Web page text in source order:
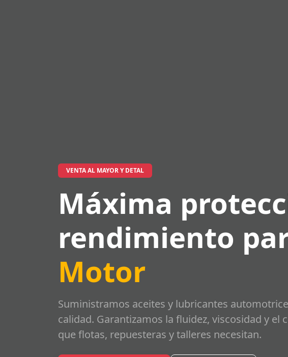
VENTA AL MAYOR Y DETAL
Máxima
rendimiento
Motor
Suministramos aceites y lubricantes
calidad. Garantizamos la fluidez, viscosidad y el
que flotas, repuesteras y talleres necesitan.